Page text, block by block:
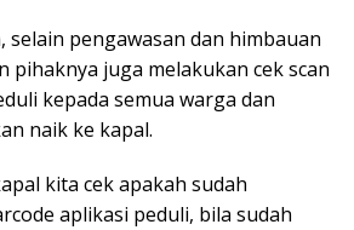
selain pengawasan dan himbauan
pihaknya juga melakukan cek scan
kepada semua warga dan
naik ke kapal.
kita cek apakah sudah
aplikasi peduli, bila sudah